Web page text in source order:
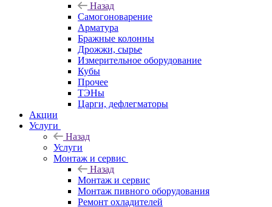
Назад
Самогоноварение
Арматура
Бражные колонны
Дрожжи, сырье
Измерительное оборудование
Кубы
Прочее
ТЭНы
Царги, дефлегматоры
Акции
Услуги
Назад
Услуги
Монтаж и сервис
Назад
Монтаж и сервис
Монтаж пивного оборудования
Ремонт охладителей